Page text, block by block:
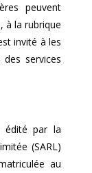
peuvent
à la rubrique
invité à les
services
édité par la
(SARL)
au